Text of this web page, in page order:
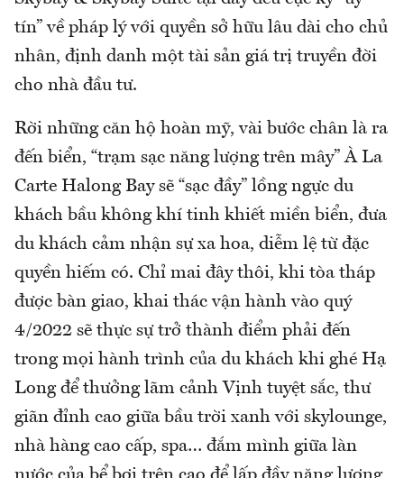
tín” về pháp lý với quyền sở hữu lâu dài cho chủ
nhân, định danh một tài sản giá trị truyền đời
cho nhà đầu tư.
Rời những căn hộ hoàn mỹ, vài bước chân là ra
đến biển, “trạm sạc năng lượng trên mây” À La
Carte Halong Bay sẽ “sạc đầy” lồng ngực du
khách bầu không khí tinh khiết miền biển, đưa
du khách cảm nhận sự xa hoa, diễm lệ từ đặc
quyền hiếm có. Chỉ mai đây thôi, khi tòa tháp
được bàn giao, khai thác vận hành vào quý
4/2022 sẽ thực sự trở thành điểm phải đến
trong mọi hành trình của du khách khi ghé Hạ
Long để thưởng lãm cảnh Vịnh tuyệt sắc, thư
giãn đỉnh cao giữa bầu trời xanh với skylounge,
nhà hàng cao cấp, spa… đắm mình giữa làn